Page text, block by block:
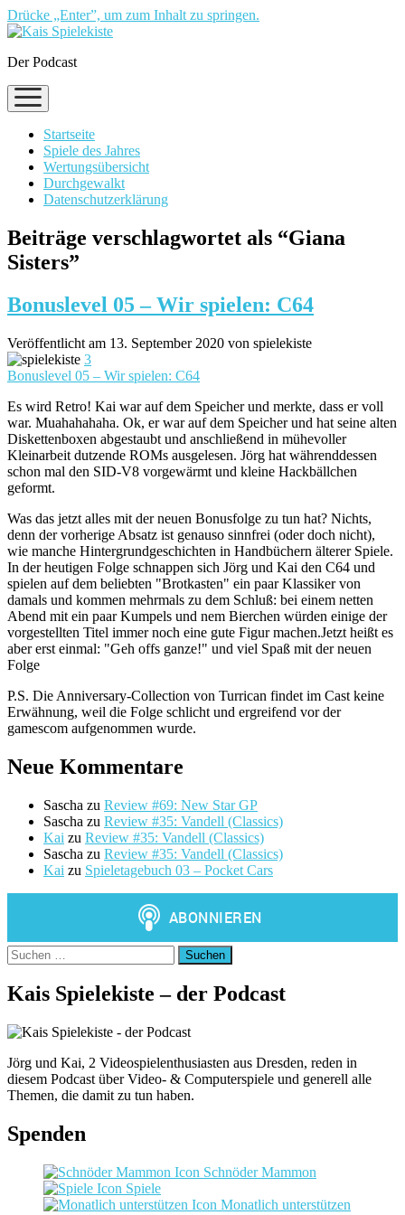
Drücke „Enter”, um zum Inhalt zu springen.
Der Podcast
Menü
öffnen
Startseite
Spiele des Jahres
Wertungsübersicht
Durchgewalkt
Datenschutzerklärung
Beiträge verschlagwortet als “Giana
Sisters”
Bonuslevel 05 – Wir spielen: C64
Veröffentlicht am 13. September 2020 von spielekiste
3
Bonuslevel 05 – Wir spielen: C64
Es wird Retro! Kai war auf dem Speicher und merkte, dass er voll
war. Muahahahaha. Ok, er war auf dem Speicher und hat seine alten
Diskettenboxen abgestaubt und anschließend in mühevoller
Kleinarbeit dutzende ROMs ausgelesen. Jörg hat währenddessen
schon mal den SID-V8 vorgewärmt und kleine Hackbällchen
geformt.
Was das jetzt alles mit der neuen Bonusfolge zu tun hat? Nichts,
denn der vorherige Absatz ist genauso sinnfrei (oder doch nicht),
wie manche Hintergrundgeschichten in Handbüchern älterer Spiele.
In der heutigen Folge schnappen sich Jörg und Kai den C64 und
spielen auf dem beliebten "Brotkasten" ein paar Klassiker von
damals und kommen mehrmals zu dem Schluß: bei einem netten
Abend mit ein paar Kumpels und nem Bierchen würden einige der
vorgestellten Titel immer noch eine gute Figur machen.Jetzt heißt es
aber erst einmal: "Geh offs ganze!" und viel Spaß mit der neuen
Folge
P.S. Die Anniversary-Collection von Turrican findet im Cast keine
Erwähnung, weil die Folge schlicht und ergreifend vor der
gamescom aufgenommen wurde.
Neue Kommentare
Sascha zu Review #69: New Star GP
Sascha zu Review #35: Vandell (Classics)
Kai zu Review #35: Vandell (Classics)
Sascha zu Review #35: Vandell (Classics)
Kai zu Spieletagebuch 03 – Pocket Cars
Suchen
nach:
Kais Spielekiste – der Podcast
Jörg und Kai, 2 Videospielenthusiasten aus Dresden, reden in
diesem Podcast über Video- & Computerspiele und generell alle
Themen, die damit zu tun haben.
Spenden
Schnöder Mammon
Spiele
Monatlich unterstützen